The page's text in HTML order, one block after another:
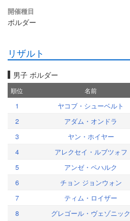
開催種目
ボルダー
リザルト
男子 ボルダー
順位 名前
1 ヤコブ・シューベルト
2
アダム・オンドラ
3
ヤン・ホイヤー
4
アレクセイ・ルブツォフ
5
アンゼ・ペハルク
6
チョン ジョンウォン
7
ティム・ロイザー
8
グレゴール・ヴェゾニック